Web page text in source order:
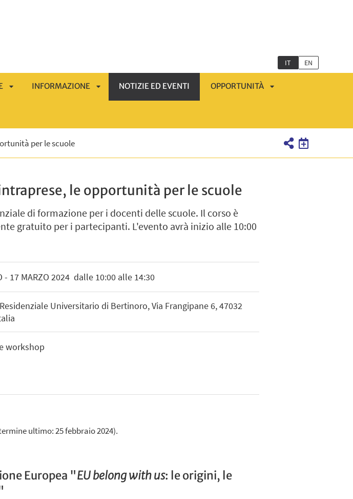
IT EN
SOTTOMENÙ
INFORMAZIONE NOTIZIE ED EVENTI OPPORTUNITÀ
SOTTOMENÙ
per le scuole
le opportunità per le scuole
di formazione per i docenti delle scuole. Il corso è
gratuito per i partecipanti. L'evento avrà inizio alle 10:00
- 17 MARZO2024 dalle 10:00 alle 14:30
Universitario di Bertinoro, Via Frangipane 6, 47032
workshop
ultimo: 25 febbraio 2024).
Europea "EU belong with us: le origini, le